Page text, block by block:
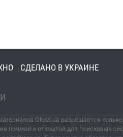
СДЕЛАНО В УКРАИНЕ
Gloss.ua разрешается
прямой и открытой для поисковых